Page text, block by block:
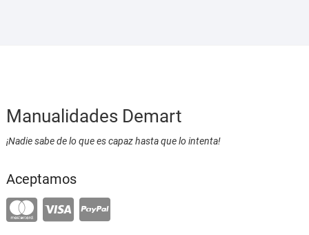
Manualidades Demart
¡Nadie sabe de lo que es capaz hasta que lo intenta!
Aceptamos